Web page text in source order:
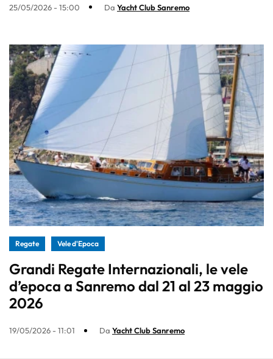
25/05/2026 - 15:00 Da Yacht Club Sanremo
Regate Vele d'Epoca
Grandi Regate Internazionali, le vele
d’epoca a Sanremo dal 21 al 23 maggio
2026
19/05/2026 - 11:01 Da Yacht Club Sanremo